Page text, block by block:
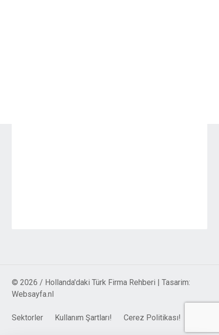
© 2026 / Hollanda'daki Türk Firma Rehberi | Tasarim:
Websayfa.nl
Sektorler Kullanım Şartları! Cerez Politikası!